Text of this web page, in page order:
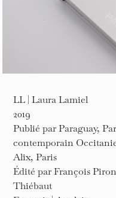
LL | Laura Lamiel
2019
Publié par Paraguay,
contemporain
Alix, Paris
Édité par François
Thiébaut